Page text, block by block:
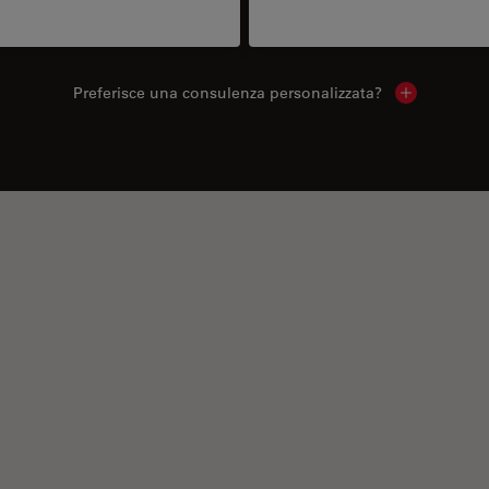
Preferisce una consulenza personalizzata? Show local